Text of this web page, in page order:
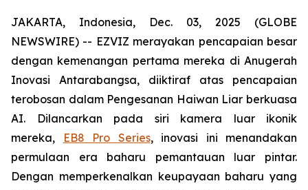
JAKARTA, Indonesia, Dec. 03, 2025 (GLOBE
NEWSWIRE) -- EZVIZ merayakan pencapaian besar
dengan kemenangan pertama mereka di Anugerah
Inovasi Antarabangsa, diiktiraf atas pencapaian
terobosan dalam Pengesanan Haiwan Liar berkuasa
AI. Dilancarkan pada siri kamera luar ikonik
mereka,
EB8 Pro Series, inovasi ini menandakan
permulaan era baharu pemantauan luar pintar.
Dengan memperkenalkan keupayaan baharu yang